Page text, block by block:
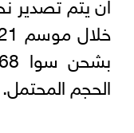
الحجم المحتمل.